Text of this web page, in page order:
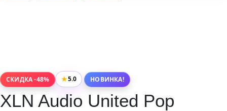
СКИДКА -48% ★5.0 НОВИНКА!
XLN Audio United Pop